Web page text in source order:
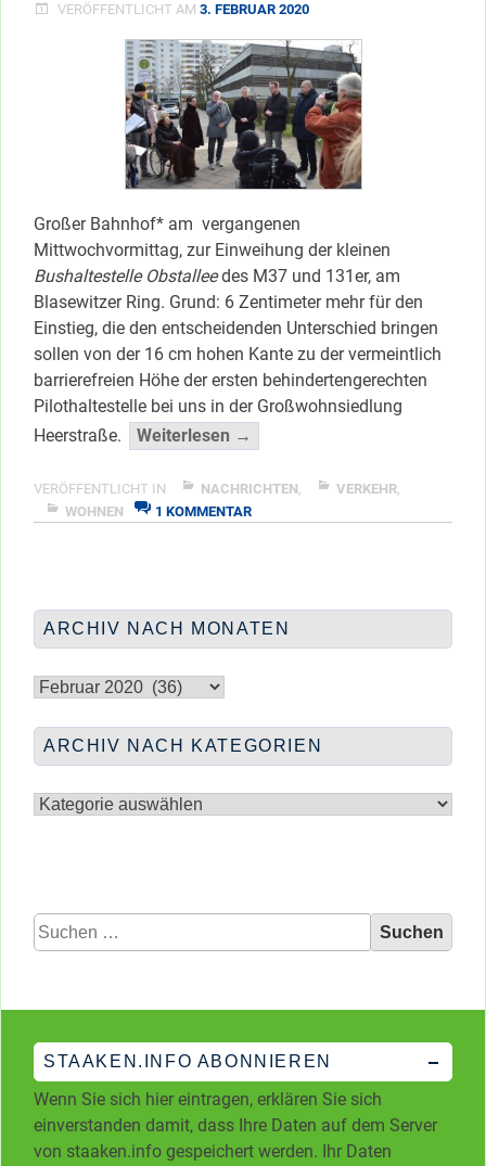
VERÖFFENTLICHT AM 3. FEBRUAR 2020
Großer Bahnhof* am vergangenen
Mittwochvormittag, zur Einweihung der kleinen
Bushaltestelle Obstalleedes M37 und 131er, am
Blasewitzer Ring. Grund: 6 Zentimeter mehr für den
Einstieg, die den entscheidenden Unterschied bringen
sollen von der 16 cm hohen Kante zu der vermeintlich
barrierefreien Höhe der ersten behindertengerechten
Pilothaltestelle bei uns in der Großwohnsiedlung
Heerstraße.
Weiterlesen →
doch
nur
VERÖFFENTLICHT IN NACHRICHTEN, VERKEHR,
WOHNEN
1 KOMMENTARZU
BARRIEREARM?
ARCHIV NACH MONATEN
nach
ARCHIV NACH KATEGORIEN
nach
Suchen
nach:
STAAKEN.INFO ABONNIEREN
Wenn Sie sich hier eintragen, erklären Sie sich
einverstanden damit, dass Ihre Daten auf dem Server
von staaken.info gespeichert werden. Ihr Daten